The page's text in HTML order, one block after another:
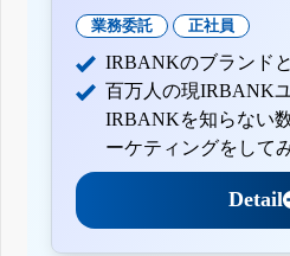
業務委託 正社員
IRBANKのブランド
百万人の現IRBANK
IRBANKを知らない
ーケティングをして
Detail